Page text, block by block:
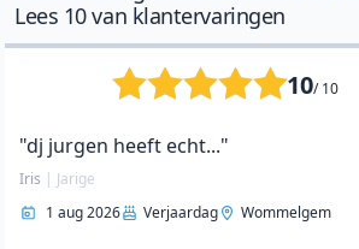
Lees 10 van klantervaringen
10/ 10
"dj jurgen heeft echt..."
Iris | Jarige
1 aug 2026
Verjaardag Wommelgem